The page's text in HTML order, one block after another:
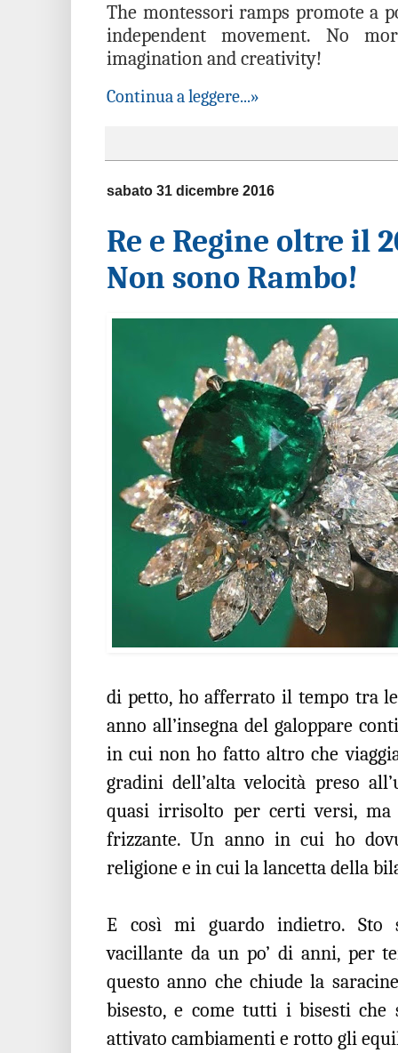
The montessori ramps promote a
independent movement. No
imagination and creativity!
Continua a leggere...»
sabato 31 dicembre 2016
Re e Regine oltre il
Non sono Rambo!
di petto, ho afferrato il tempo tra
anno all’insegna del galoppare
in cui non ho fatto altro che
gradini dell’alta velocità preso
quasi irrisolto per certi versi,
frizzante. Un anno in cui ho
religione e in cui la lancetta della
E così mi guardo indietro. Sto
vacillante da un po’ di anni, per
questo anno che chiude la
bisesto, e come tutti i bisesti che
attivato cambiamenti e rotto gli